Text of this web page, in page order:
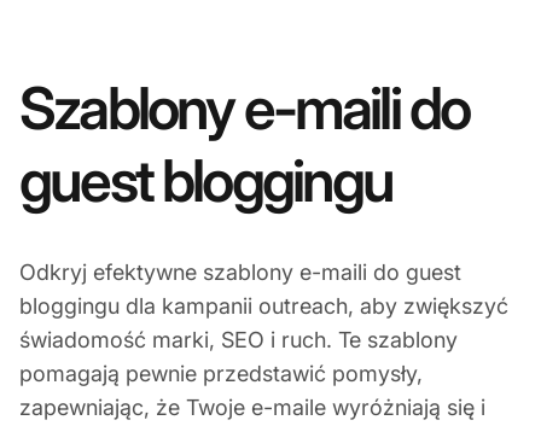
Szablony e-maili do
guest bloggingu
Odkryj efektywne szablony e-maili do guest
bloggingu dla kampanii outreach, aby zwiększyć
świadomość marki, SEO i ruch. Te szablony
pomagają pewnie przedstawić pomysły,
zapewniając, że Twoje e-maile wyróżniają się i